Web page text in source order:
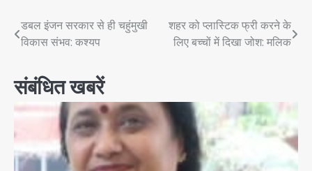
Post
navigation
डबल इंजन सरकार से ही चहुंमुखी
विकास संभव: कश्यप
शहर को प्लास्टिक फ्री करने के
लिए बच्चों में दिखा जोश: मलिक
संबंधित खबरें